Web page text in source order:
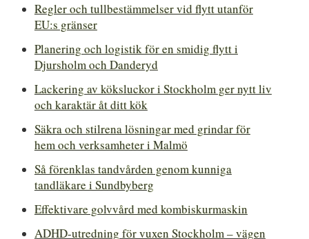
Regler och tullbestämmelser vid flytt utanför
EU:s gränser
Planering och logistik för en smidig flytt i
Djursholm och Danderyd
Lackering av köksluckor i Stockholm ger nytt liv
och karaktär åt ditt kök
Säkra och stilrena lösningar med grindar för
hem och verksamheter i Malmö
Så förenklas tandvården genom kunniga
tandläkare i Sundbyberg
Effektivare golvvård med kombiskurmaskin
ADHD-utredning för vuxen Stockholm – vägen